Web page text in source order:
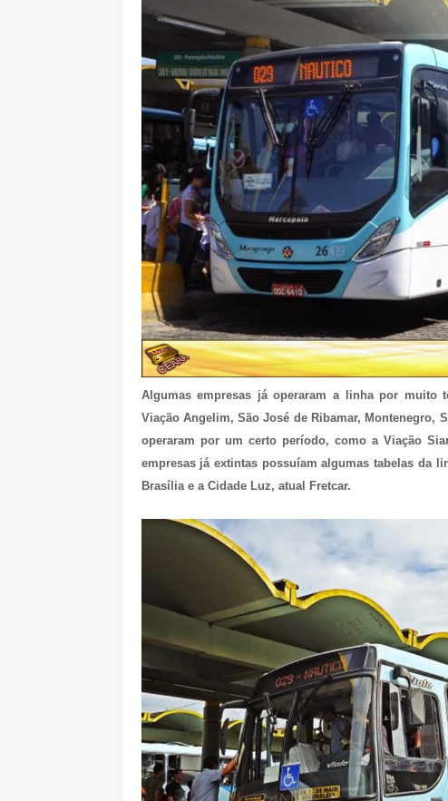
Algumas empresas já operaram a linha por muito
Viação Angelim, São José de Ribamar, Montenegro,
operaram por um certo período, como a Viação
empresas já extintas possuíam algumas tabelas da
Brasília e a Cidade Luz, atual Fretcar.